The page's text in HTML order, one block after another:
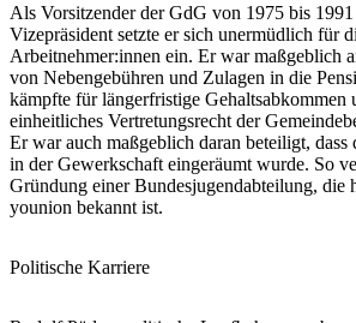
Als Vorsitzender der GdG von 1975 bis
Vizepräsident setzte er sich unermüdlich für
Arbeitnehmer:innen ein. Er war maßgeblich
von Nebengebühren und Zulagen in die
kämpfte für längerfristige Gehaltsabkommen
einheitliches Vertretungsrecht der
Er war auch maßgeblich daran beteiligt, dass
in der Gewerkschaft eingeräumt wurde. So
Gründung einer Bundesjugendabteilung, die
younion bekannt ist.
Politische Karriere